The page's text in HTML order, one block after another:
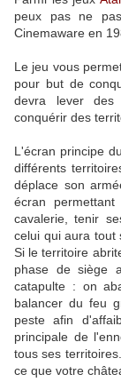
peux pas ne
Cinemaware en
Le jeu vous
pour but de
devra lever des
conquérir des
L'écran principe
différents
déplace son
écran
cavalerie, tenir
celui qui aura tout
Si le territoire
phase de siège
catapulte : on
balancer du feu
peste afin
principale de
tous ses
ce que votre